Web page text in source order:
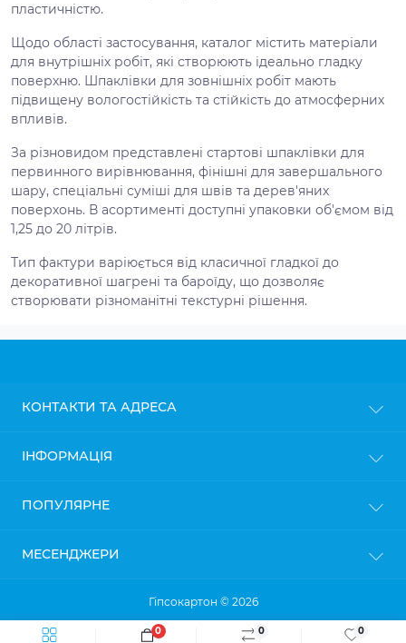
0 0
0
пластичністю.
Щодо області застосування, каталог містить матеріали
для внутрішніх робіт, які створюють ідеально гладку
поверхню. Шпаклівки для зовнішніх робіт мають
підвищену вологостійкість та стійкість до атмосферних
впливів.
За різновидом представлені стартові шпаклівки для
первинного вирівнювання, фінішні для завершального
шару, спеціальні суміші для швів та дерев'яних
поверхонь. В асортименті доступні упаковки об'ємом від
1,25 до 20 літрів.
Тип фактури варіюється від класичної гладкої до
декоративної шагрені та бароїду, що дозволяє
створювати різноманітні текстурні рішення.
КОНТАКТИ ТА АДРЕСА
Пн-Пт: з 9до 18
ІНФОРМАЦІЯ
Доставка
Політика конфіденційності
ПОПУЛЯРНЕ
Профіль для гіпсокартону
МЕСЕНДЖЕРИ
Viber
Гіпсокартон © 2026